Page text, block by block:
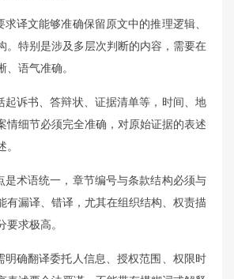
求译文能够准确保留原文中的推理逻辑、
。特别是涉及多层次判断的内容，需要在
语气准确。
起诉书、答辩状、证据清单等，时间、地
情细节必须完全准确，对原始证据的表述
是术语统一，章节编号与条款结构必须与
有漏译、错译，尤其在组织结构、权责描
求极高。
明确翻译委托人信息、授权范围、权限时